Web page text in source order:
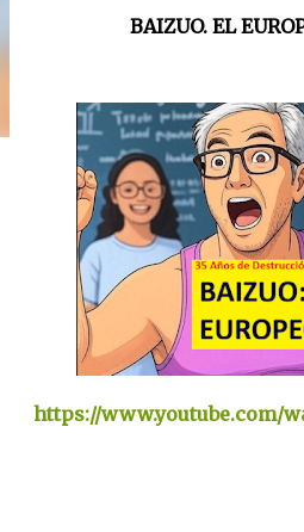
BAIZUO. EL
https://www.youtube.com/